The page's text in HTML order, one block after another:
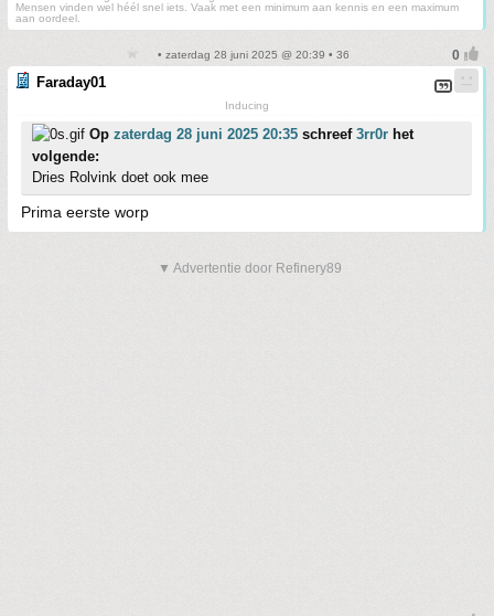
Mensen vinden wel héél snel iets. Vaak met een minimum aan kennis en een maximum
aan oordeel.
• zaterdag 28 juni 2025 @ 20:39 • 36
Faraday01
Inducing
Op zaterdag 28 juni 2025 20:35 schreef 3rr0r het
volgende:
Dries Rolvink doet ook mee
Prima eerste worp
▼ Advertentie door Refinery89